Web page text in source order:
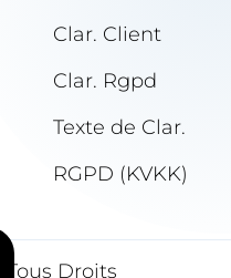
Clar. Client
Clar. Rgpd
Texte de Clar.
RGPD (KVKK)
| Tous Droits